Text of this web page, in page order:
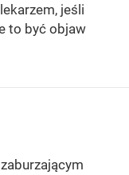
jeśli
to być objaw